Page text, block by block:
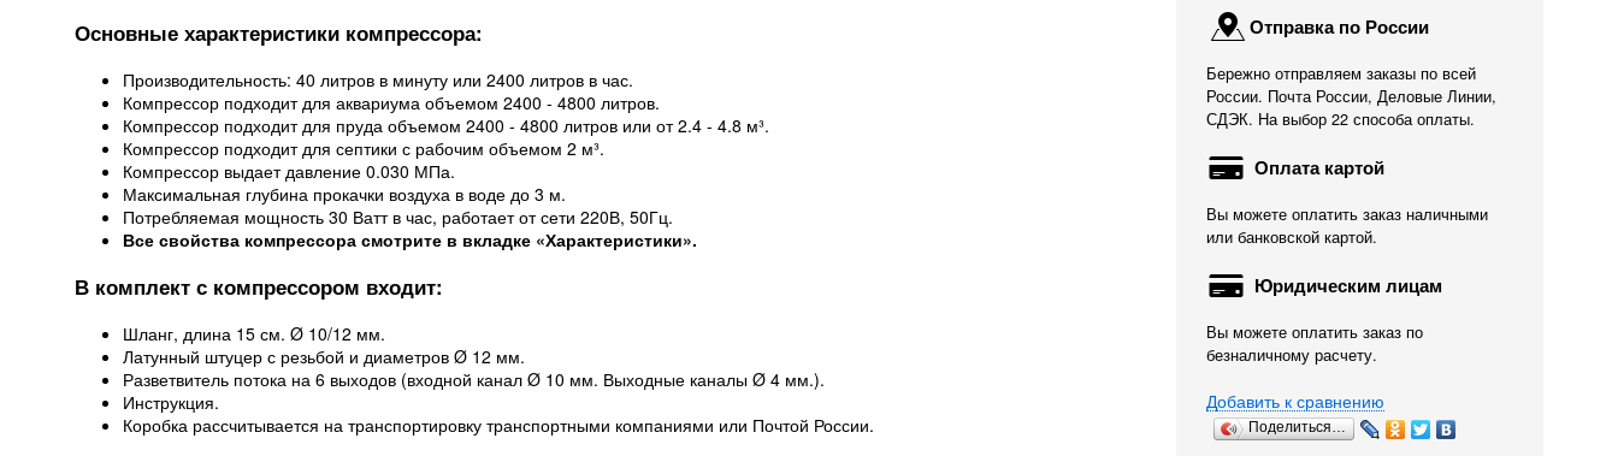
Отправка по России
Бережно отправляем заказы по всей
России. Почта России, Деловые Линии,
СДЭК. На выбор 22 способа оплаты.
Оплата картой
Вы можете оплатить заказ наличными
или банковской картой.
Юридическим лицам
Вы можете оплатить заказ по
безналичному расчету.
Добавить к сравнению
Поделиться…
Основные характеристики компрессора:
Производительность: 40 литров в минуту или 2400 литров в час.
Компрессор подходит для аквариума объемом 2400 - 4800 литров.
Компрессор подходит для пруда объемом 2400 - 4800 литров или от 2.4 - 4.8 м³.
Компрессор подходит для септики с рабочим объемом 2 м³.
Компрессор выдает давление 0.030 МПа.
Максимальная глубина прокачки воздуха в воде до 3 м.
Потребляемая мощность 30 Ватт в час, работает от сети 220В, 50Гц.
Все свойства компрессора смотрите в вкладке «Характеристики».
В комплект с компрессором входит:
Шланг, длина 15 см. Ø 10/12 мм.
Латунный штуцер с резьбой и диаметров Ø 12 мм.
Разветвитель потока на 6 выходов (входной канал Ø 10 мм. Выходные каналы Ø 4 мм.).
Инструкция.
Коробка рассчитывается на транспортировку транспортными компаниями или Почтой России.